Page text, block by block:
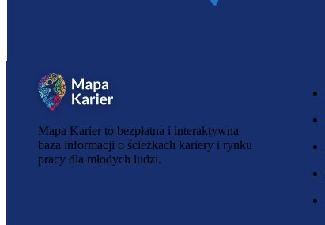
Mapa Karier to bezpłatna i interaktywna
baza informacji o ścieżkach kariery i rynku
pracy dla młodych ludzi.